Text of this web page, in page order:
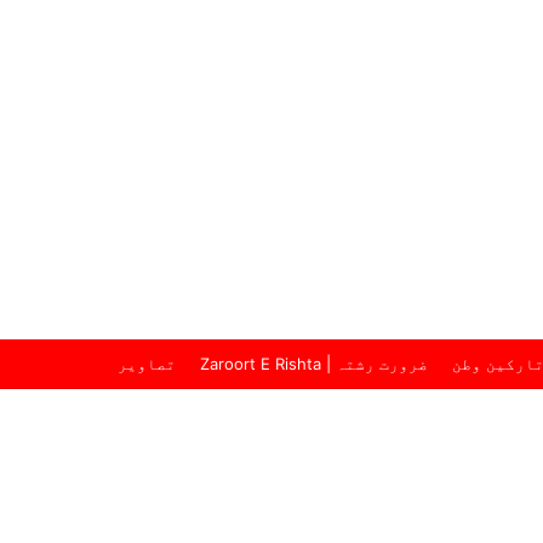
تارکین وطن ضرورت رشتہ | Zaroort E Rishta تصاویر